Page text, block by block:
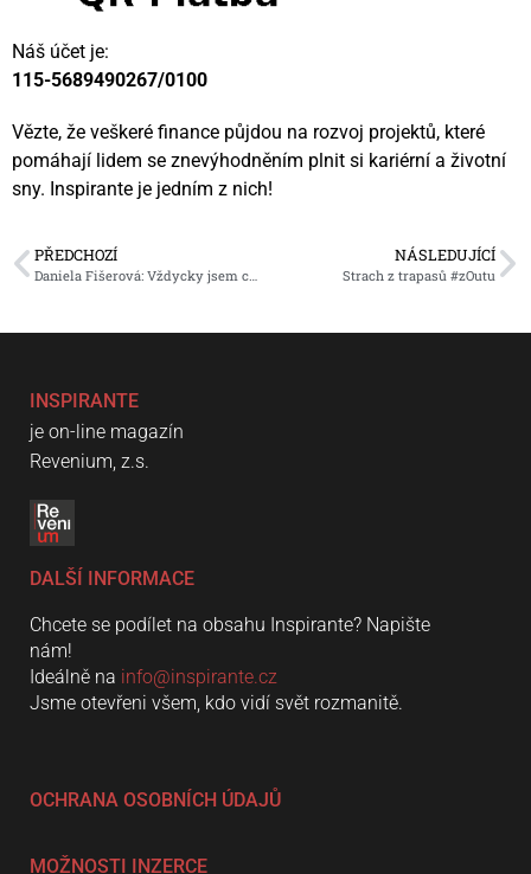
Náš účet je:
115-5689490267/0100
Vězte, že veškeré finance půjdou na rozvoj projektů, které
pomáhají lidem se znevýhodněním plnit si kariérní a životní
sny. Inspirante je jedním z nich!
PŘEDCHOZÍ
Daniela Fišerová: Vždycky jsem chtěla být sestra
NÁSLEDUJÍCÍ
Strach z trapasů #zOutu
INSPIRANTE
je on-line magazín
Revenium, z.s.
DALŠÍ INFORMACE
Chcete se podílet na obsahu Inspirante? Napište
nám!
Ideálně na info@inspirante.cz
Jsme otevřeni všem, kdo vidí svět rozmanitě.
OCHRANA OSOBNÍCH ÚDAJŮ
MOŽNOSTI INZERCE